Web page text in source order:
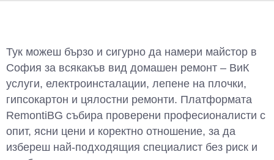
Тук можеш бързо и сигурно да намери майстор в
София за всякакъв вид домашен ремонт – ВиК
услуги, електроинсталации, лепене на плочки,
гипсокартон и цялостни ремонти. Платформата
RemontiBG събира проверени професионалисти с
опит, ясни цени и коректно отношение, за да
избереш най-подходящия специалист без риск и